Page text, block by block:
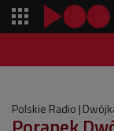
Polskie Radio